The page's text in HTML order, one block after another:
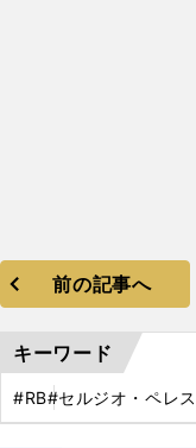
前の記事へ
キーワード
#RB#セルジオ・ペレス